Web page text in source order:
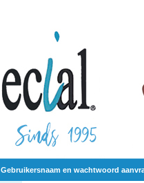
Gebruikersnaam en wachtwoord